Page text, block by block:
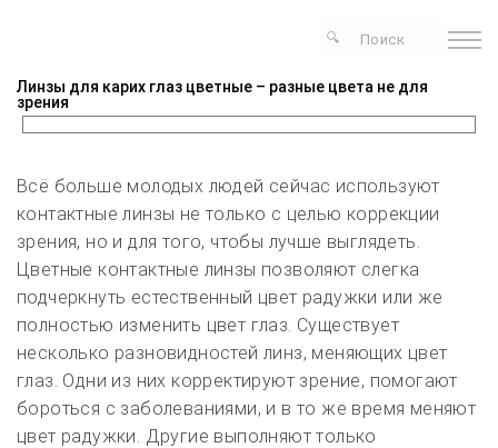
Линзы для карих глаз цветные – разные цвета не для
зрения
Всё больше молодых людей сейчас используют
контактные линзы не только с целью коррекции
зрения, но и для того, чтобы лучше выглядеть.
Цветные контактные линзы позволяют слегка
подчеркнуть естественный цвет радужки или же
полностью изменить цвет глаз. Существует
несколько разновидностей линз, меняющих цвет
глаз. Одни из них корректируют зрение, помогают
бороться с заболеваниями, и в то же время меняют
цвет радужки. Другие выполняют только